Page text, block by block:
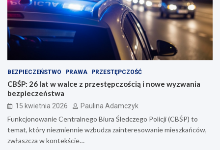
BEZPIECZEŃSTWO PRAWA PRZESTĘPCZOŚĆ
CBŚP: 26 lat w walce z przestępczością i nowe wyzwania
bezpieczeństwa
15 kwietnia 2026 Paulina Adamczyk
Funkcjonowanie Centralnego Biura Śledczego Policji (CBŚP) to
temat, który niezmiennie wzbudza zainteresowanie mieszkańców,
zwłaszcza w kontekście…